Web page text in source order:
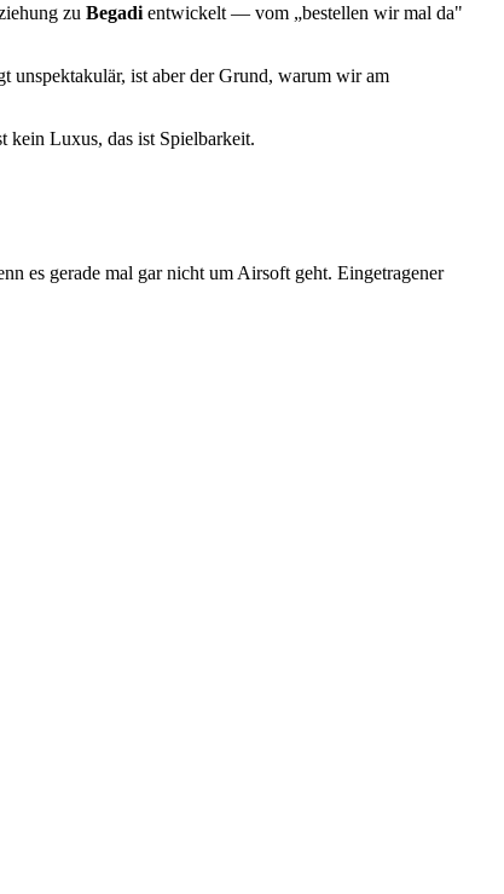
zu Begadi entwickelt — vom „bestellen wir mal da"
unspektakulär, ist aber der Grund, warum wir am
kein Luxus, das ist Spielbarkeit.
es gerade mal gar nicht um Airsoft geht. Eingetragener